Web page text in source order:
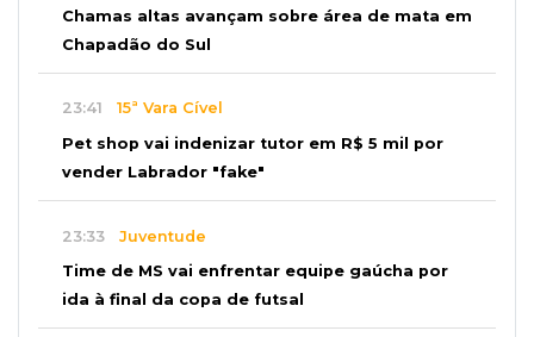
Chamas altas avançam sobre área de mata em
Chapadão do Sul
23:41 15ª Vara Cível
Pet shop vai indenizar tutor em R$ 5 mil por
vender Labrador "fake"
23:33 Juventude
Time de MS vai enfrentar equipe gaúcha por
ida à final da copa de futsal